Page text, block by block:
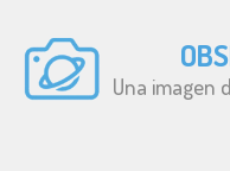
Una imagen